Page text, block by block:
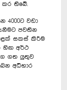
කර තිබේ.
වඩා
පවතින
සකස් කිරීම
හිඟ අර්ථ
ගත යුතුව
අධිභාර